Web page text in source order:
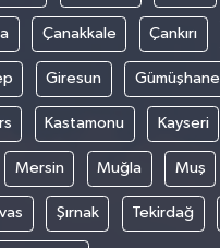
Çanakkale Çankırı
Giresun Gümüşhane
Kastamonu Kayseri
Mersin Muğla Muş
Şırnak Tekirdağ